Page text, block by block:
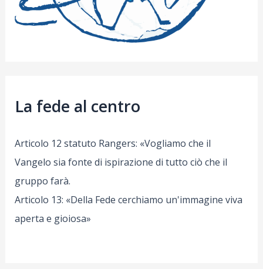
La fede al centro
Articolo 12 statuto Rangers: «Vogliamo che il
Vangelo sia fonte di ispirazione di tutto ciò che il
gruppo farà.
Articolo 13: «Della Fede cerchiamo un'immagine viva
aperta e gioiosa»